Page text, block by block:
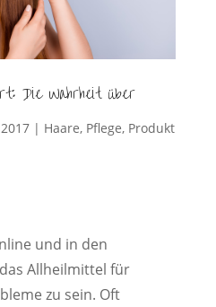
Die Wahrheit über
| Haare, Pflege, Produkt
und in den
Allheilmittel für
zu sein. Oft